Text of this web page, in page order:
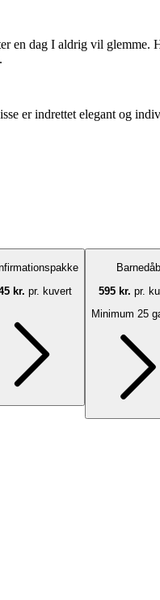
en dag I aldrig vil
er indrettet elegant og
kr. pr. kuvert
Barnedåb
595 kr. pr.
Minimum 25